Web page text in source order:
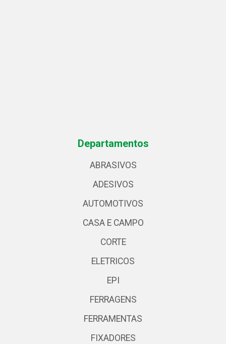
Departamentos
ABRASIVOS
ADESIVOS
AUTOMOTIVOS
CASA E CAMPO
CORTE
ELETRICOS
EPI
FERRAGENS
FERRAMENTAS
FIXADORES